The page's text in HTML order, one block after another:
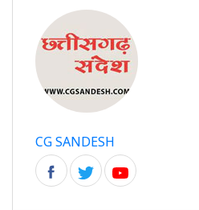
CG SANDESH